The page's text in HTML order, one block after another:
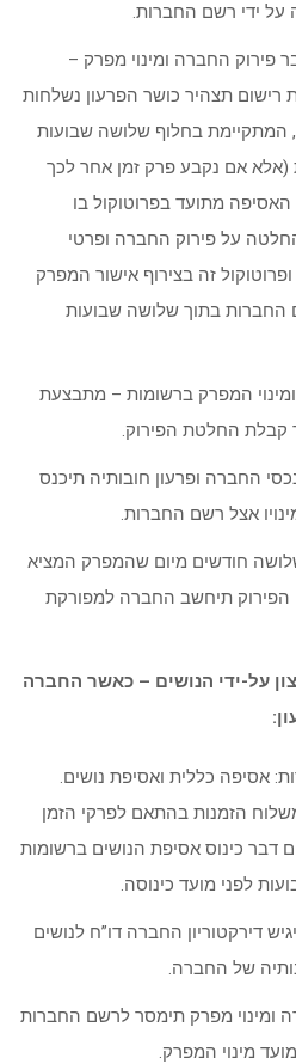
על ידי רשם החברות.
פירוק החברה ומינוי מפרק –
תצהיר כושר הפרעון נשלחות
המתקיימת בחלוף שלושה שבועות
(אלא אם נקבע פרק זמן אחר לכך
מתועד בפרוטוקול בו
על פירוק החברה ופרטי
זה בצירוף אישור המפרק
החברות בתוך שלושה שבועות
המפרק ברשומות – מתבצעת
החלטת הפירוק.
החברה ופרעון חובותיה תיכנס
אצל רשם החברות.
חודשים מיום שהמפרק המציא
תיחשב החברה למפורקת
על-ידי הנושים – כאשר החברה
אסיפה כללית ואסיפת נושים.
הזמנות בהתאם לפרקי הזמן
דבר כינוס אסיפת הנושים ברשומות
לפני מועד כינוסה.
דירקטוריון החברה דו”ח לנושים
של החברה.
ומינוי מפרק תימסר לרשם החברות
מינוי המפרק.